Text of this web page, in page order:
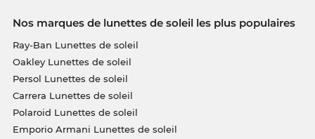
Nos marques de lunettes de soleil les plus populaires
Ray-Ban Lunettes de soleil
Oakley Lunettes de soleil
Persol Lunettes de soleil
Carrera Lunettes de soleil
Polaroid Lunettes de soleil
Emporio Armani Lunettes de soleil